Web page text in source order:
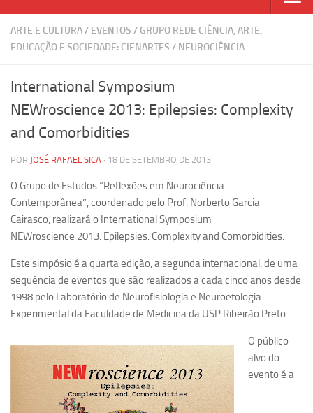
Página Inicial
Ao vivo
Atividades
Cátedras
Pesquisa
Grupos de Estudo
Carreira Docente de Impacto
Ciência, Arte, Educação e Sociedade: CienArtES
em Saúde com foco em Populações Vulneráveis
(Confluencia)
Grupos de estudo encerrados
Criminologia Experimental e Segurança Pública
Direito e Tecnologia (Tech Law)
Grupo de Pesquisa GPUBLIC – Centro de Estudos em Gestão
e Políticas Públicas Contemporâneas
ARTE E CULTURA/ EVENTOS / GRUPO REDE CIÊNCIA, ARTE,
EDUCAÇÃO E SOCIEDADE: CIENARTES / NEUROCIÊNCIA
International Symposium
NEWroscience 2013: Epilepsies: Complexity
and Comorbidities
POR JOSÉ RAFAEL SICA · 18 DE SETEMBRO DE 2013
O Grupo de Estudos “Reflexões em Neurociência
Contemporânea”, coordenado pelo Prof. Norberto Garcia-
Cairasco, realizará o International Symposium
NEWroscience 2013: Epilepsies: Complexity and Comorbidities.
Este simpósio é a quarta edição, a segunda internacional, de uma
sequência de eventos que são realizados a cada cinco anos desde
1998 pelo Laboratório de Neurofisiologia e Neuroetologia
Experimental da Faculdade de Medicina da USP Ribeirão Preto.
O público
alvo do
evento é a